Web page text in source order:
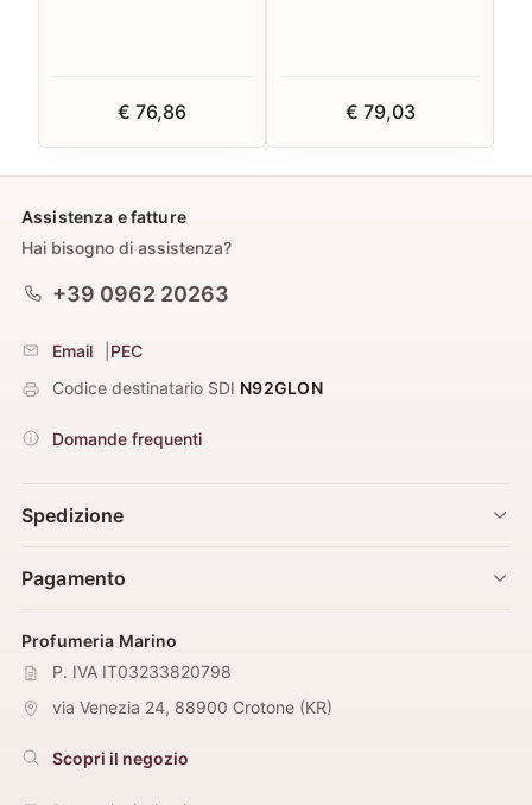
€ 76,86 € 79,03
Assistenza e fatture
Hai bisogno di assistenza?
+39 0962 20263
Email
PEC
Codice destinatario SDI N92GLON
Domande frequenti
Spedizione
Pagamento
Profumeria Marino
P. IVA IT03233820798
via Venezia 24, 88900 Crotone (KR)
Scopri il negozio